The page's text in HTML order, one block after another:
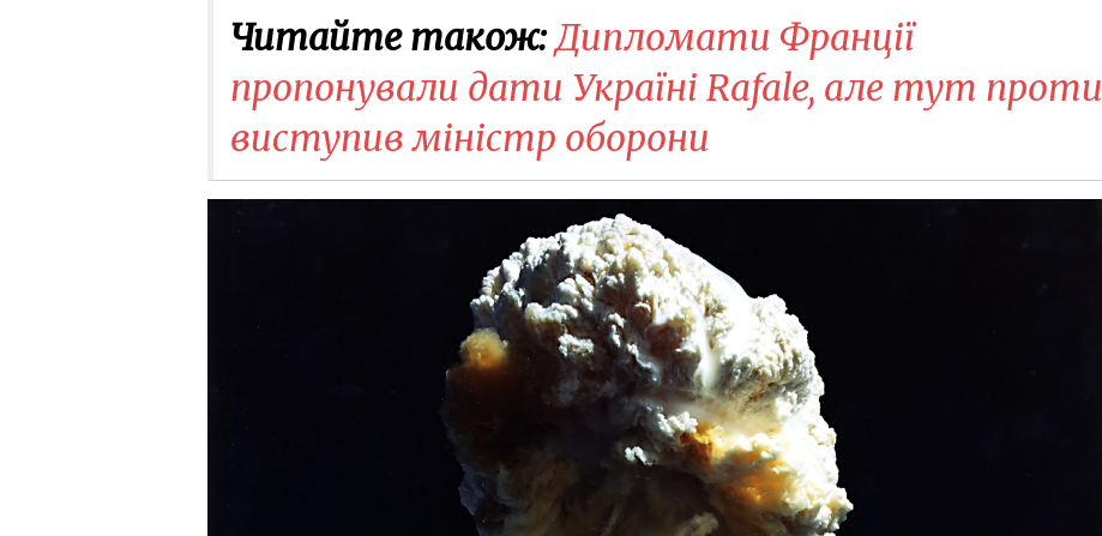
Читайте також:Дипломати Франції
пропонували дати Україні Rafale, але тут проти
виступив міністр оборони